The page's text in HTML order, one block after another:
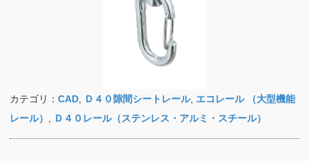
カテゴリ： CAD Ｄ４０隙間シートレール, エコレール （大型機能
レール）
Ｄ４０レール（ステンレス・アルミ・スチール）